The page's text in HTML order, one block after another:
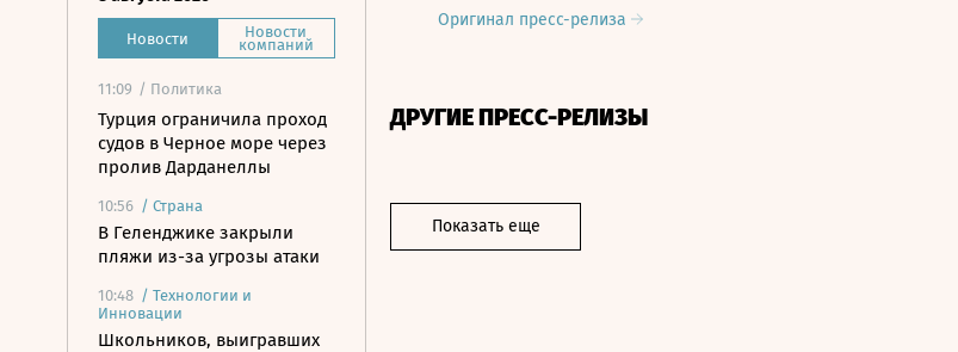
Новости Новости
компаний
11:09 / Политика
Турция ограничила проход
судов в Черное море через
пролив Дарданеллы
10:56 / Страна
В Геленджике закрыли
пляжи из-за угрозы атаки
10:48 / Технологии и
Инновации
Школьников, выигравших
Оригинал пресс-релиза
ДРУГИЕ ПРЕСС-РЕЛИЗЫ
Показать еще